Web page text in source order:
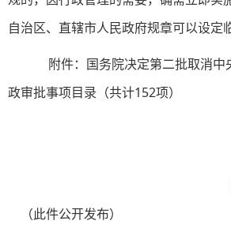
自治区、直辖市人民政府规章可以设定
附件：国务院决定第二批取消中
政审批事项目录（共计152项）
国务
2016年2
（此件公开发布）